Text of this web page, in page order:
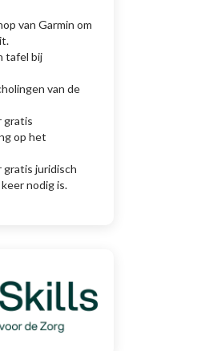
van Garmin om
tafel bij
van de
gratis
op het
gratis juridisch
nodig is.